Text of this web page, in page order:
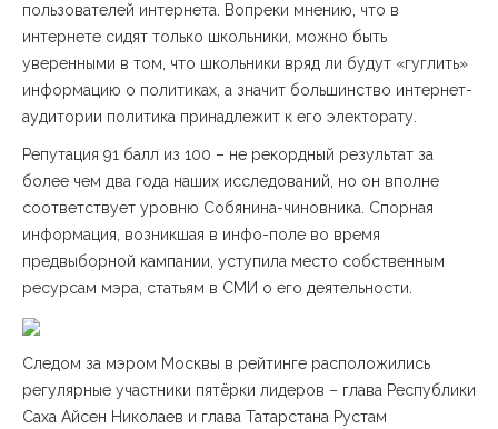
пользователей интернета. Вопреки мнению, что в
интернете сидят только школьники, можно быть
уверенными в том, что школьники вряд ли будут «гуглить»
информацию о политиках, а значит большинство интернет-
аудитории политика принадлежит к его электорату.
Репутация 91 балл из 100 – не рекордный результат за
более чем два года наших исследований, но он вполне
соответствует уровню Собянина-чиновника. Спорная
информация, возникшая в инфо-поле во время
предвыборной кампании, уступила место собственным
ресурсам мэра, статьям в СМИ о его деятельности.
Следом за мэром Москвы в рейтинге расположились
регулярные участники пятёрки лидеров – глава Республики
Саха Айсен Николаев и глава Татарстана Рустам